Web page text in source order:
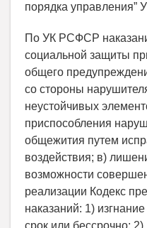
порядка управления”
По УК РСФСР
социальной защиты
общего
со стороны
неустойчивых
приспособления
общежития путем
воздействия; в)
возможности
реализации Кодекс
наказаний: 1)